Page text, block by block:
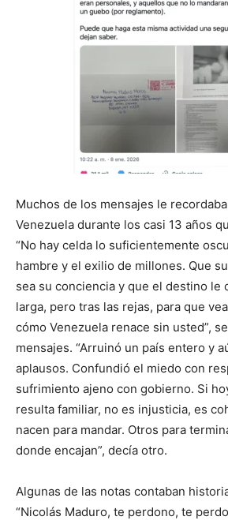
Muchos de los mensajes le
Venezuela durante los casi 13 años
“No hay celda lo suficientemente
hambre y el exilio de millones. Que
sea su conciencia y que el destino le
larga, pero tras las rejas, para que
cómo Venezuela renace sin usted”,
mensajes. “Arruinó un país entero y
aplausos. Confundió el miedo con
sufrimiento ajeno con gobierno. Si
resulta familiar, no es injusticia, es
nacen para mandar. Otros para
donde encajan”, decía otro.
Algunas de las notas contaban
“Nicolás Maduro, te perdono, te